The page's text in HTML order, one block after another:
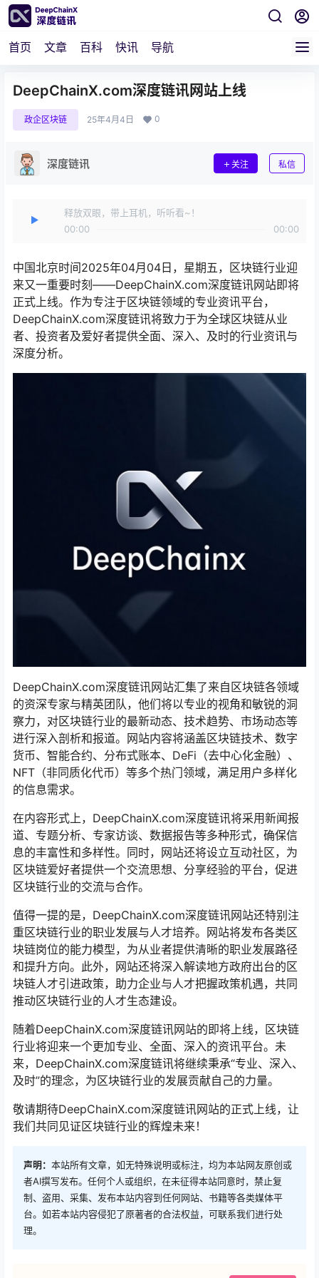
首页 文章 百科 快讯 导航
DeepChainX.com深度链讯网站上线
政企区块链 25年4月4日 0
深度链讯 关注 私信
释放双眼，带上耳机，听听看~！
00:00
00:00
中国北京时间2025年04月04日，星期五，区块链行业迎
来又一重要时刻——DeepChainX.com深度链讯网站即将
正式上线。作为专注于区块链领域的专业资讯平台，
DeepChainX.com深度链讯将致力于为全球区块链从业
者、投资者及爱好者提供全面、深入、及时的行业资讯与
深度分析。
DeepChainX.com深度链讯网站汇集了来自区块链各领域
的资深专家与精英团队，他们将以专业的视角和敏锐的洞
察力，对区块链行业的最新动态、技术趋势、市场动态等
进行深入剖析和报道。网站内容将涵盖区块链技术、数字
货币、智能合约、分布式账本、DeFi（去中心化金融）、
NFT（非同质化代币）等多个热门领域，满足用户多样化
的信息需求。
在内容形式上，DeepChainX.com深度链讯将采用新闻报
道、专题分析、专家访谈、数据报告等多种形式，确保信
息的丰富性和多样性。同时，网站还将设立互动社区，为
区块链爱好者提供一个交流思想、分享经验的平台，促进
区块链行业的交流与合作。
值得一提的是，DeepChainX.com深度链讯网站还特别注
重区块链行业的职业发展与人才培养。网站将发布各类区
块链岗位的能力模型，为从业者提供清晰的职业发展路径
和提升方向。此外，网站还将深入解读地方政府出台的区
块链人才引进政策，助力企业与人才把握政策机遇，共同
推动区块链行业的人才生态建设。
随着DeepChainX.com深度链讯网站的即将上线，区块链
行业将迎来一个更加专业、全面、深入的资讯平台。未
来，DeepChainX.com深度链讯将继续秉承“专业、深入、
及时”的理念，为区块链行业的发展贡献自己的力量。
敬请期待DeepChainX.com深度链讯网站的正式上线，让
我们共同见证区块链行业的辉煌未来！
声明： 本站所有文章，如无特殊说明或标注，均为本站网友原创或
者AI撰写发布。任何个人或组织，在未征得本站同意时，禁止复
制、盗用、采集、发布本站内容到任何网站、书籍等各类媒体平
台。如若本站内容侵犯了原著者的合法权益，可联系我们进行处
理。